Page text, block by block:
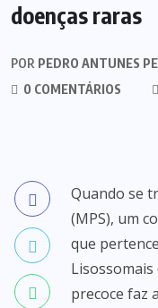
doenças raras
POR PEDRO ANTUNES
0 COMENTÁRIOS
Quando se
(MPS), um
que
precoce faz